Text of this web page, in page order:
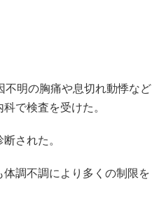
不明の胸痛や息切れ動悸など
科で検査を受けた。
断された 。
調不調により多くの制限を